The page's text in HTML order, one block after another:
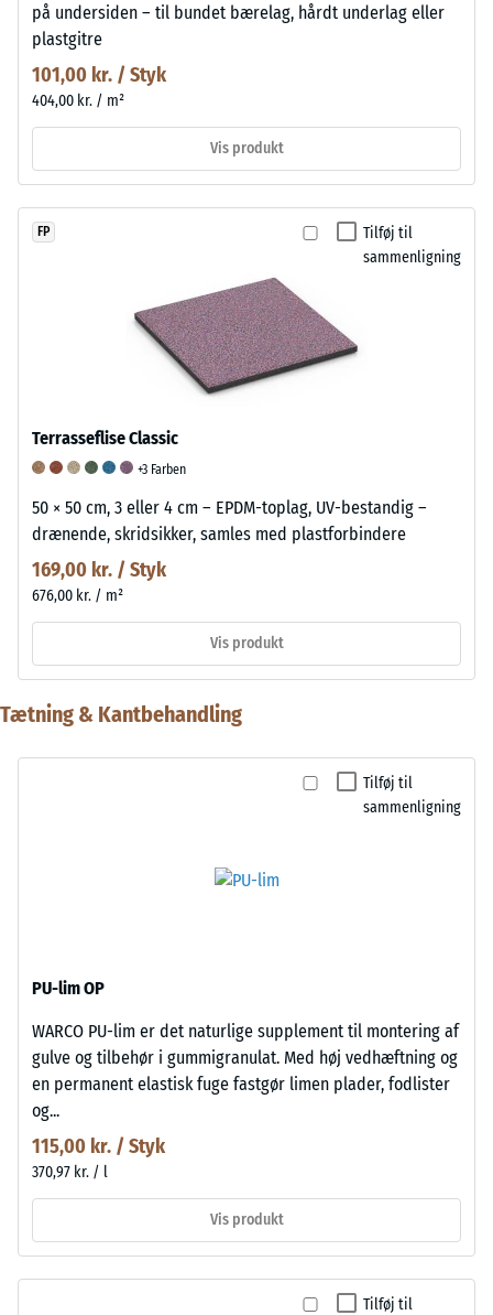
på undersiden – til bundet bærelag, hårdt underlag eller
plastgitre
101,00 kr. / Styk
404,00 kr. / m²
Vis produkt
Tilføj til
sammenligning
FP
Terrasseflise Classic
+3 Farben
50 × 50 cm, 3 eller 4 cm – EPDM-toplag, UV-bestandig –
drænende, skridsikker, samles med plastforbindere
169,00 kr. / Styk
676,00 kr. / m²
Vis produkt
Tætning & Kantbehandling
Tilføj til
sammenligning
PU-lim OP
WARCO PU-lim er det naturlige supplement til montering af
gulve og tilbehør i gummigranulat. Med høj vedhæftning og
en permanent elastisk fuge fastgør limen plader, fodlister
og...
115,00 kr. / Styk
370,97 kr. / l
Vis produkt
Tilføj til